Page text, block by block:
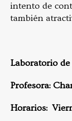
intento de
también
Laboratorio
Profesora:
Horarios: